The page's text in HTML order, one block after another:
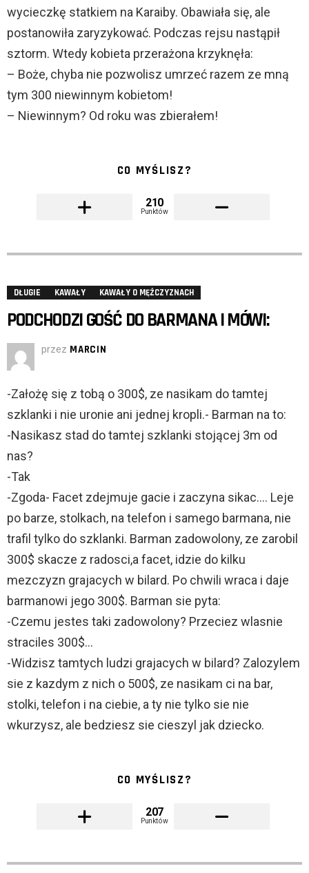
wycieczkę statkiem na Karaiby. Obawiała się, ale
postanowiła zaryzykować. Podczas rejsu nastąpił
sztorm. Wtedy kobieta przerażona krzyknęła:
– Boże, chyba nie pozwolisz umrzeć razem ze mną
tym 300 niewinnym kobietom!
– Niewinnym? Od roku was zbierałem!
CO MYŚLISZ?
210
Punktów
DŁUGIE KAWAŁY KAWAŁY O MĘŻCZYZNACH
PODCHODZI GOŚĆ DO BARMANA I MÓWI:
przez MARCIN
-Założę się z tobą o 300$, ze nasikam do tamtej
szklanki i nie uronie ani jednej kropli.- Barman na to:
-Nasikasz stad do tamtej szklanki stojącej 3m od
nas?
-Tak
-Zgoda- Facet zdejmuje gacie i zaczyna sikac…. Leje
po barze, stolkach, na telefon i samego barmana, nie
trafil tylko do szklanki. Barman zadowolony, ze zarobil
300$ skacze z radosci,a facet, idzie do kilku
mezczyzn grajacych w bilard. Po chwili wraca i daje
barmanowi jego 300$. Barman sie pyta:
-Czemu jestes taki zadowolony? Przeciez wlasnie
straciles 300$…
-Widzisz tamtych ludzi grajacych w bilard? Zalozylem
sie z kazdym z nich o 500$, ze nasikam ci na bar,
stolki, telefon i na ciebie, a ty nie tylko sie nie
wkurzysz, ale bedziesz sie cieszyl jak dziecko.
CO MYŚLISZ?
207
Punktów